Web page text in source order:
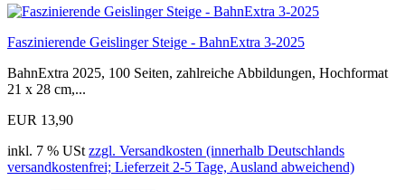
Faszinierende Geislinger Steige - BahnExtra 3-2025
BahnExtra 2025, 100 Seiten, zahlreiche Abbildungen, Hochformat
21 x 28 cm,...
EUR 13,90
inkl. 7 % USt zzgl. Versandkosten (innerhalb Deutschlands
versandkostenfrei; Lieferzeit 2-5 Tage, Ausland abweichend)